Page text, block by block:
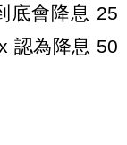
底會降息 25
認為降息 50